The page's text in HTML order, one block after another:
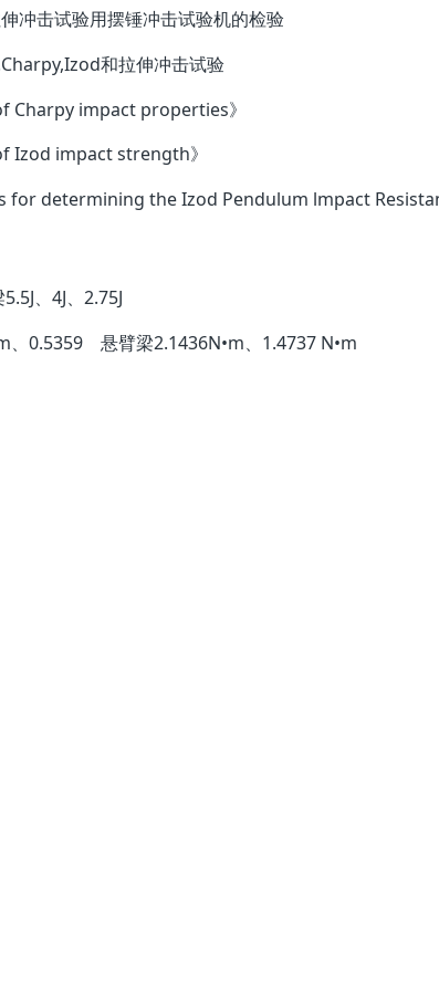
冲击试验用摆锤冲击试验机的检验
和拉伸冲击试验
Charpy impact properties》
Izod impact strength》
for determining the Izod Pendulum lmpact
5.5J、 4J、2.75J
、0.5359 悬臂梁2.1436N•m、1.4737 N•m